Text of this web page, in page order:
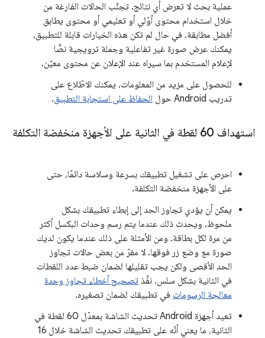
عملية بحث لا تعرض أي نتائج. تجنَّب الحالات الفارغة من
خلال استخدام محتوى أوّلي أو تعليمي أو محتوى يطابق
أفضل مطابقة. في حال لم تكن هذه الخيارات قابلة للتطبيق،
يمكنك عرض صورة غير تفاعلية وجملة ترويجية نصًّا
لإعلام المستخدم بما سيراه عند الإعلان عن محتوى معيّن.
للحصول على مزيد من المعلومات، يمكنك الاطّلاع على
تدريب Android حول
الحفاظ على استجابة التطبيق.
استهداف 60 لقطة في الثانية على الأجهزة منخفضة التكلفة
احرص على تشغيل تطبيقك بسرعة وسلاسة دائمًا، حتى
على الأجهزة منخفضة التكلفة.
يمكن أن يؤدي تجاوز الحد إلى إبطاء تطبيقك بشكل
ملحوظ، ويحدث ذلك عندما يتم رسم وحدات البكسل أكثر
من مرة لكل بطاقة. ومن الأمثلة على ذلك عندما يكون لديك
صورة مع وضع زر فوقها. لا مفرّ من بعض حالات تجاوز
الحد الأقصى ولكن يجب تقليلها لضمان ضبط عدد اللقطات
في الثانية بشكل سلس. نفِّذ تصحيح أخطاء تجاوز وحدة
معالجة الرسومات في تطبيقك لضمان تصغيره.
تعيد أجهزة Android تحديث الشاشة بمعدّل 60 لقطة في
الثانية، ما يعني أنّه على تطبيقك تحديث الشاشة خلال 16